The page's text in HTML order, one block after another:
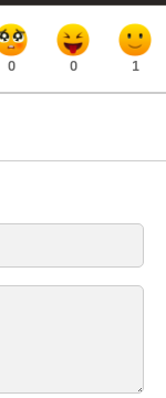
0 0 1